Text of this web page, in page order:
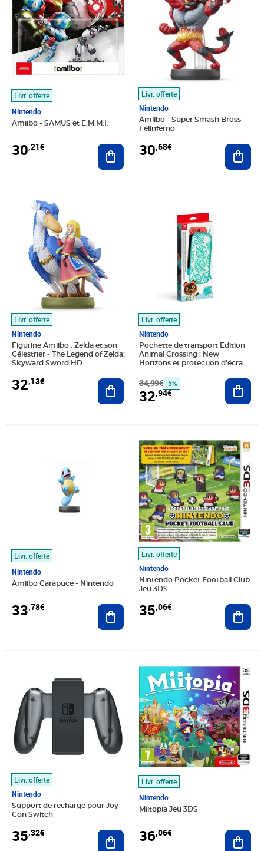
Livr. offerte
Nintendo
Amiibo - SAMUS et E.M.M.I.
30,21€ Ajouter au panier
Livr. offerte
Nintendo
Amiibo - Super Smash Bross -
Félinferno
30,68€
Livr. offerte
Nintendo
Figurine Amiibo : Zelda et son
Célestrier - The Legend of Zelda:
Skyward Sword HD
32,13€
Prix 32,13€
Ajouter au panier
Livr. offerte
Nintendo
Pochette de transport Edition
Animal Crossing : New
Horizons et protection d'écran
34,99€ -5%
32,94€
Livr. offerte
Nintendo
Amiibo Carapuce - Nintendo
33,78€ Ajouter au panier
Livr. offerte
Nintendo
Nintendo Pocket Football Club
Jeu 3DS
35,06€
Prix 35,06€
Livr. offerte
Nintendo
Support de recharge pour Joy-
Con Switch
35,32€ Ajouter au panier
Livr. offerte
Nintendo
Miitopia Jeu 3DS
36,06€
Prix 36,06€